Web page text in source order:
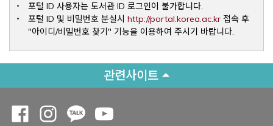
포털 ID 사용자는 도서관 ID 로그인이 불가합니다.
포털 ID 및 비밀번호 분실시 http://portal.korea.ac.krOpens a
접속 후
"아이디/비밀번호 찾기" 기능을 이용하여 주시기 바랍니다.
관련사이트
Opens a new window
Opens a new window
Opens a new window